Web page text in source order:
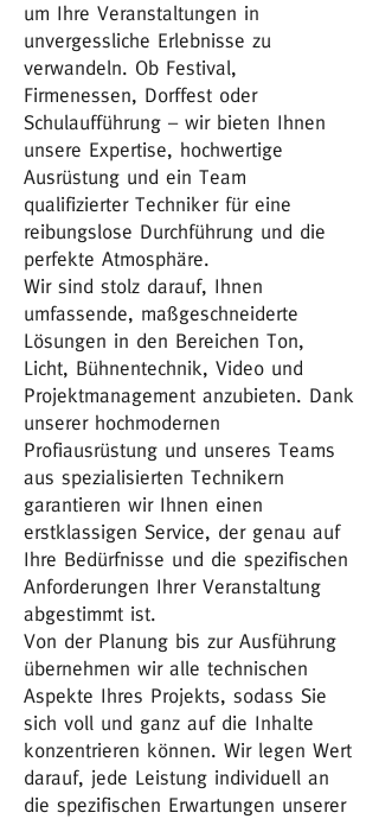
um Ihre Veranstaltungen in
unvergessliche Erlebnisse zu
verwandeln. Ob Festival,
Firmenessen, Dorffest oder
Schulaufführung – wir bieten Ihnen
unsere Expertise, hochwertige
Ausrüstung und ein Team
qualifizierter Techniker für eine
reibungslose Durchführung und die
perfekte Atmosphäre.
Wir sind stolz darauf, Ihnen
umfassende, maßgeschneiderte
Lösungen in den Bereichen Ton,
Licht, Bühnentechnik, Video und
Projektmanagement anzubieten. Dank
unserer hochmodernen
Profiausrüstung und unseres Teams
aus spezialisierten Technikern
garantieren wir Ihnen einen
erstklassigen Service, der genau auf
Ihre Bedürfnisse und die spezifischen
Anforderungen Ihrer Veranstaltung
abgestimmt ist.
Von der Planung bis zur Ausführung
übernehmen wir alle technischen
Aspekte Ihres Projekts, sodass Sie
sich voll und ganz auf die Inhalte
konzentrieren können. Wir legen Wert
darauf, jede Leistung individuell an
die spezifischen Erwartungen unserer